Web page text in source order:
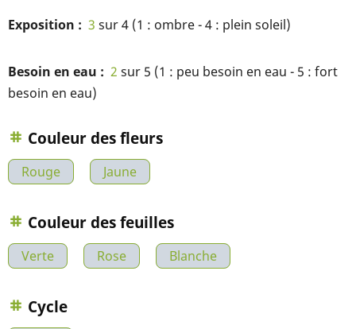
Exposition
3 sur 4 (1 : ombre - 4 : plein soleil)
Besoin en eau 2 sur 5 (1 : peu besoin en eau - 5 : fort
besoin en eau)
Couleur des fleurs
Rouge Jaune
Couleur des feuilles
Verte Rose Blanche
Cycle